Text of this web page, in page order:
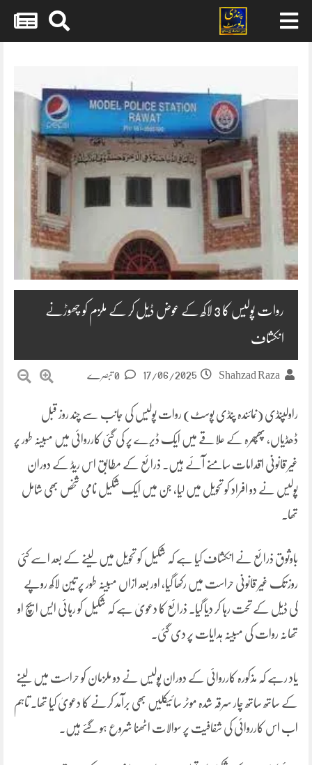
روات پولیس کا 3 لاکھ کے عوض ڈیل کر کے ملزم کو چھوڑنے
انکشاف
Shahzad Raza
17/06/2025
راولپنڈی (نمائندہ پنڈی پوسٹ) روات پولیس کی جانب سے چند روز قبل
ڈھڈیاں، پھپھرہ کے علاقے میں ایک ڈیرے پر کی گئی کارروائی میں مبینہ طور پر
غیر قانونی اقدامات سامنے آئے ہیں۔ ذرائع کے مطابق اس ریڈ کے دوران
پولیس نے دو افراد کو تحویل میں لیا، جن میں ایک شکیل نامی شخص بھی شامل
تھا۔
باوثوق ذرائع نے انکشاف کیا ہے کہ شکیل کو تحویل میں لینے کے بعد اسے کئی
روز تک غیر قانونی حراست میں رکھا گیا، اور بعد ازاں مبینہ طور پر تین لاکھ روپے
کی ڈیل کے تحت رہا کر دیا گیا۔ ذرائع کا دعویٰ ہے کہ شکیل کو رہائی ایس ایچ او
تھانہ روات کی مبینہ ہدایات پر دی گئی۔
یاد رہے کہ مذکورہ کارروائی کے دوران پولیس نے دو ملزمان کو حراست میں لینے
کے ساتھ ساتھ چار سرقہ شدہ موٹر سائیکلیں بھی برآمد کرنے کا دعویٰ کیا تھا۔ تاہم
اب اس کارروائی کی شفافیت پر سوالات اٹھنا شروع ہو گئے ہیں۔